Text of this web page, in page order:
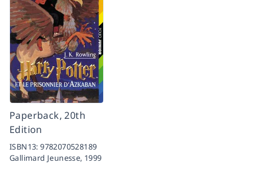
Paperback, 20th
Edition
ISBN13:9782070528189
Gallimard Jeunesse, 1999